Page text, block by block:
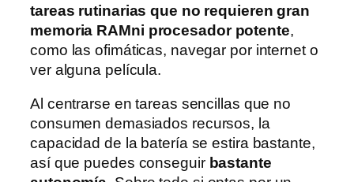
tareas rutinarias que no requieren gran
memoria RAMni procesador potente,
como las ofimáticas, navegar por internet o
ver alguna película.
Al centrarse en tareas sencillas que no
consumen demasiados recursos, la
capacidad de la batería se estira bastante,
así que puedes conseguir bastante